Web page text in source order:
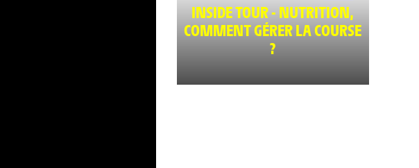
INSIDE TOUR - NUTRITION,
COMMENT GÉRER LA COURSE
?